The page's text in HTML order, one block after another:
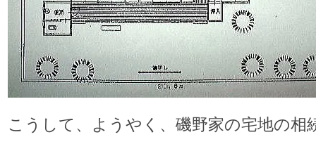
こうして、ようやく、磯野家の宅地の相